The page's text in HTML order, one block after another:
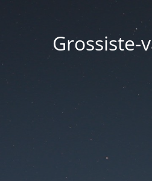
Grossiste-